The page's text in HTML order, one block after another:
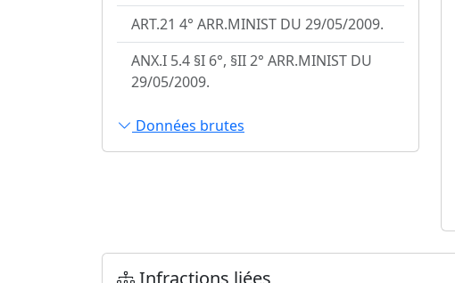
ART.21 4° ARR.MINIST DU 29/05/2009.
ANX.I 5.4 §I 6°, §II 2° ARR.MINIST DU
29/05/2009.
Données brutes
Infractions liées